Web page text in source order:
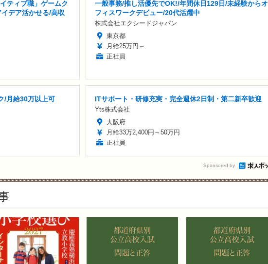
ティブ職」ゲームク
デア活かせる/高収
一般事務/推し活優先でOK!/年間休日129日/未経験からオ
フィスワークデビュー/20代活躍中
株式会社エクシードジャパン
東京都
月給25万円～
正社員
/月給30万以上可 ITサポート・研修充実・完全週休2日制・第二新卒歓迎
Yts株式会社
大阪府
月給33万2,400円～50万円
正社員
Sponsored by